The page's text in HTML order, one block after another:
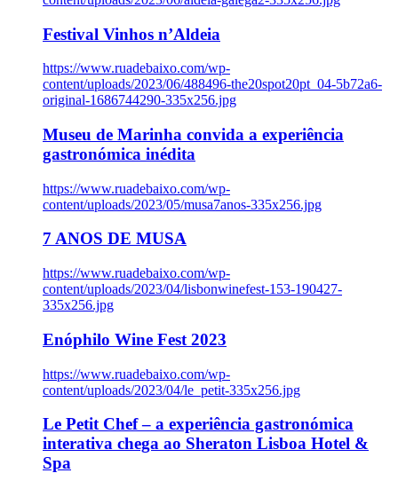
Festival Vinhos n’Aldeia
https://www.ruadebaixo.com/wp-
content/uploads/2023/06/488496-the20spot20pt_04-5b72a6-
original-1686744290-335x256.jpg
Museu de Marinha convida a experiência
gastronómica inédita
https://www.ruadebaixo.com/wp-
content/uploads/2023/05/musa7anos-335x256.jpg
7 ANOS DE MUSA
https://www.ruadebaixo.com/wp-
content/uploads/2023/04/lisbonwinefest-153-190427-
335x256.jpg
Enóphilo Wine Fest 2023
https://www.ruadebaixo.com/wp-
content/uploads/2023/04/le_petit-335x256.jpg
Le Petit Chef – a experiência gastronómica
interativa chega ao Sheraton Lisboa Hotel &
Spa